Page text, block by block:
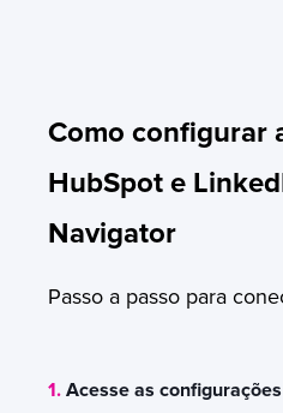
Como configurar
HubSpot e
Navigator
Passo a passo para
1. Acesse as